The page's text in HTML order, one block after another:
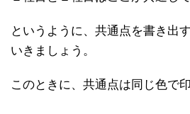
というように、共通点を書き出
いきましょう。
このときに、共通点は同じ色で